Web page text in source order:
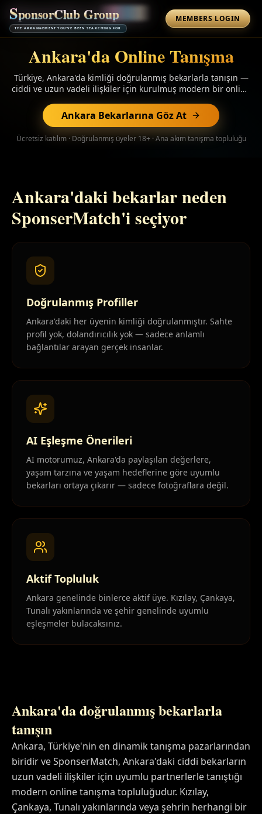
SponsorClub Group
THE ARRANGEMENT YOU'VE BEEN SEARCHING FOR
MEMBERS LOGIN
Ankara'da Online Tanışma
Türkiye, Ankara'da kimliği doğrulanmış bekarlarla tanışın —
ciddi ve uzun vadeli ilişkiler için kurulmuş modern bir online
önerileri ve şifreli sohbet. Göz atmak ücretsiz.
Ankara Bekarlarına Göz At
Ücretsiz katılım · Doğrulanmış üyeler 18+ · Ana akım tanışma topluluğu
Ankara'daki bekarlar neden
SponserMatch'i seçiyor
Doğrulanmış Profiller
Ankara'daki her üyenin kimliği doğrulanmıştır. Sahte
profil yok, dolandırıcılık yok — sadece anlamlı
bağlantılar arayan gerçek insanlar.
AI Eşleşme Önerileri
AI motorumuz, Ankara'da paylaşılan değerlere,
yaşam tarzına ve yaşam hedeflerine göre uyumlu
bekarları ortaya çıkarır — sadece fotoğraflara değil.
Aktif Topluluk
Ankara genelinde binlerce aktif üye. Kızılay, Çankaya,
Tunalı yakınlarında ve şehir genelinde uyumlu
eşleşmeler bulacaksınız.
Ankara'da doğrulanmış bekarlarla
tanışın
Ankara, Türkiye'nin en dinamik tanışma pazarlarından
biridir ve SponserMatch, Ankara'daki ciddi bekarların
uzun vadeli ilişkiler için uyumlu partnerlerle tanıştığı
modern online tanışma topluluğudur. Kızılay,
Çankaya, Tunalı yakınlarında veya şehrin herhangi bir